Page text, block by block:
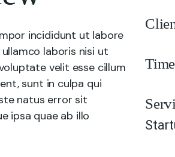
incididunt ut labore
laboris nisi ut
velit esse cillum
sunt in culpa qui
natus error sit
ipsa quae ab illo